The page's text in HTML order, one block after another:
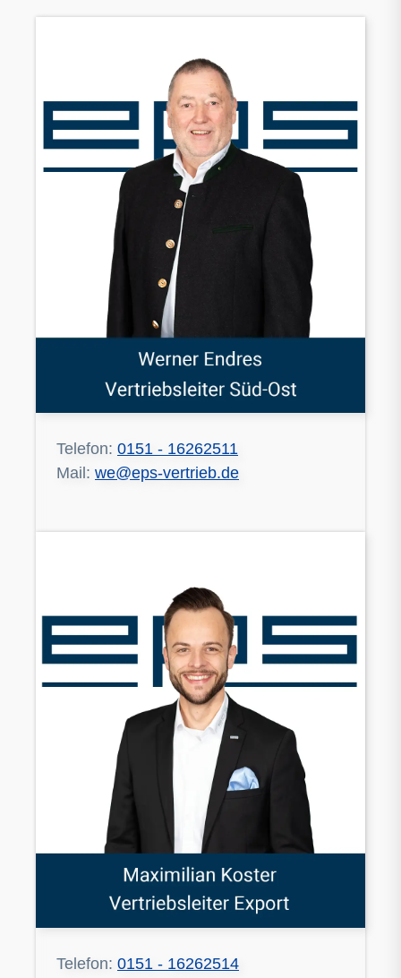
Telefon: 0151 - 16262511
Mail: we@eps-vertrieb.de
Telefon: 0151 - 16262514